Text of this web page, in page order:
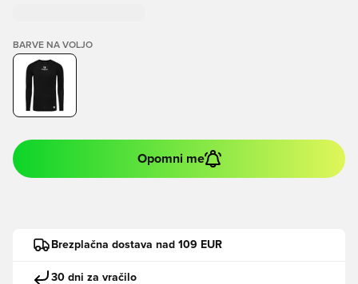
BARVE NA VOLJO
Opomni me
Brezplačna dostava nad 109 EUR
30 dni za vračilo